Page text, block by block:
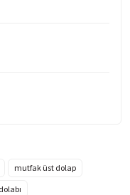
mutfak üst dolap